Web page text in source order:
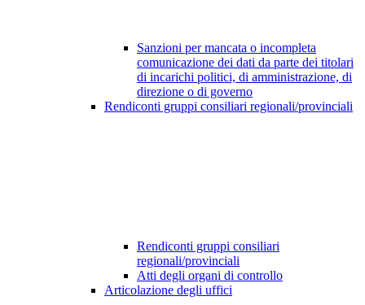
Sanzioni per mancata o incompleta
comunicazione dei dati da parte dei titolari
di incarichi politici, di amministrazione, di
direzione o di governo
Rendiconti gruppi consiliari regionali/provinciali
Rendiconti gruppi consiliari
regionali/provinciali
Atti degli organi di controllo
Articolazione degli uffici